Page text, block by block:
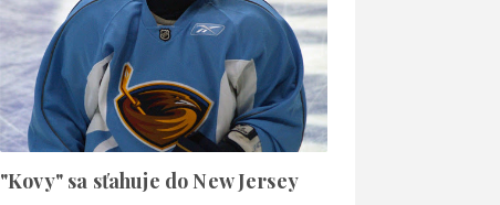
"Kovy" sa sťahuje do New Jersey